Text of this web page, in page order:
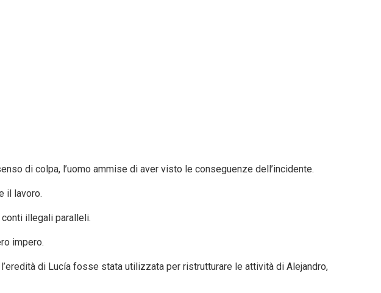
di colpa, l’uomo ammise di aver visto le conseguenze dell’incidente.
il lavoro.
illegali paralleli.
impero.
di Lucía fosse stata utilizzata per ristrutturare le attività di Alejandro,